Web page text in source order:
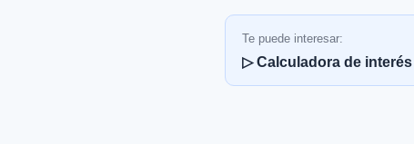
Te puede interesar:
▷ Calculadora de